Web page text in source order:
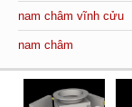
nam châm vĩnh cửu
nam châm